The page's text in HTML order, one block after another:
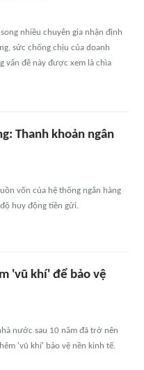
nhiều chuyên gia nhận định
sức chống chịu của doanh
vấn đề này được xem là chìa
Thanh khoản ngân
vốn của hệ thống ngân hàng
huy động tiền gửi.
'vũ khí' để bảo vệ
nước sau 10 năm đã trở nên
'vũ khí' bảo vệ nền kinh tế.